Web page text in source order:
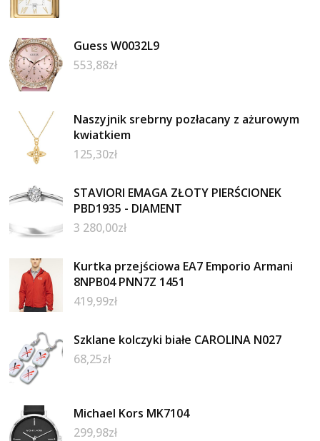
Guess W0032L9
553,88zł
Naszyjnik srebrny pozłacany z ażurowym
kwiatkiem
125,30zł
STAVIORI EMAGA ZŁOTY PIERŚCIONEK
PBD1935 - DIAMENT
3 280,00zł
Kurtka przejściowa EA7 Emporio Armani
8NPB04 PNN7Z 1451
419,99zł
Szklane kolczyki białe CAROLINA N027
68,25zł
Michael Kors MK7104
299,98zł